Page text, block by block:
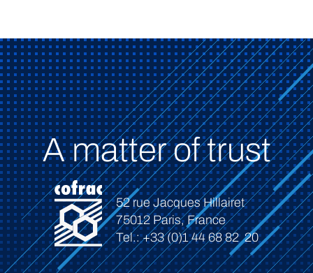
A matter of trust
52 rue Jacques Hillairet
75012 Paris, France
Tel.: +33 (0)1 44 68 82 20